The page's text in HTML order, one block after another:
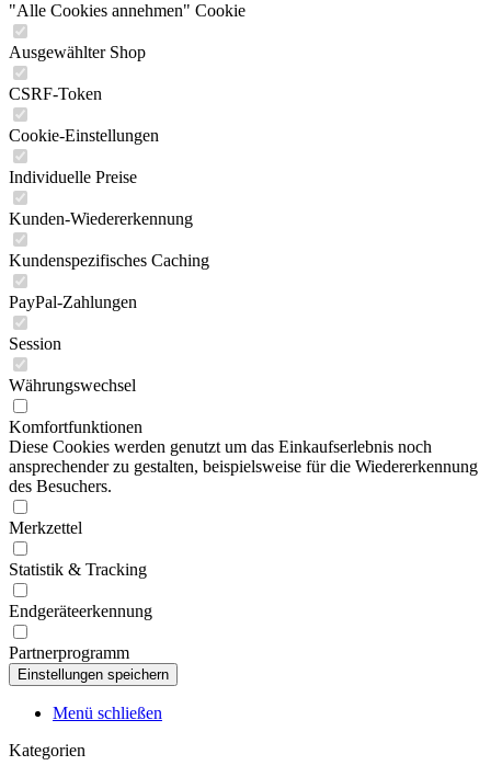
"Alle Cookies annehmen" Cookie
Ausgewählter Shop
CSRF-Token
Cookie-Einstellungen
Individuelle Preise
Kunden-Wiedererkennung
Kundenspezifisches Caching
PayPal-Zahlungen
Session
Währungswechsel
Komfortfunktionen
Diese Cookies werden genutzt um das Einkaufserlebnis noch
ansprechender zu gestalten, beispielsweise für die Wiedererkennung
des Besuchers.
Merkzettel
Statistik & Tracking
Endgeräteerkennung
Partnerprogramm
Menü schließen
Kategorien